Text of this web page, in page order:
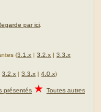
par ici
(3.1.x |3.2.x |3.3.x
3.2.x |3.3.x |4.0.x)
présentés ★ Toutes autres